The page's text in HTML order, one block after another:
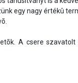
egy nagy értékû
A csere